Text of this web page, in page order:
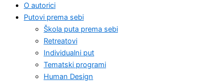
O autorici
Putovi prema sebi
Škola puta prema sebi
Retreatovi
Individualni put
Tematski programi
Human Design